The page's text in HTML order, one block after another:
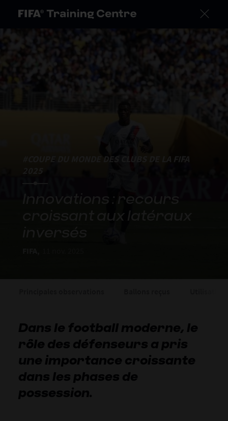
#COUPE DU MONDE DES CLUBS DE LA FIFA
Innovations : recours
croissant aux latéraux
Dans le football moderne, le
rôle des défenseurs a pris
une importance croissante
dans les phases de
possession.